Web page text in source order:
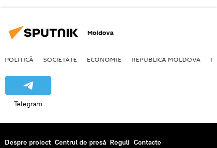
Moldova
POLITICĂ SOCIETATE ECONOMIE REPUBLICA MOLDOVA
Telegram
Despre proiect Centrul de presă Reguli Contacte